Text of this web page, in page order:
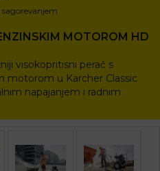
MOTOROM HD
visokopritisni perač s
motorom u Karcher Classic
napajanjem i radnim